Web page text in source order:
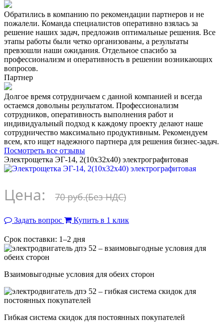
Обратились в компанию по рекомендации партнеров и не
пожалели. Команда специалистов оперативно взялась за
решение наших задач, предложив оптимальные решения. Все
этапы работы были четко организованы, а результаты
превзошли наши ожидания. Отдельное спасибо за
профессионализм и оперативность в решении возникающих
вопросов.
Партнер
Долгое время сотрудничаем с данной компанией и всегда
остаемся довольны результатом. Профессионализм
сотрудников, оперативность выполнения работ и
индивидуальный подход к каждому проекту делают наше
сотрудничество максимально продуктивным. Рекомендуем
всем, кто ищет надежного партнера для решения бизнес-задач.
Посмотреть все отзывы
Электрощетка ЭГ-14, 2(10х32х40) электрографитовая
Цена: 70 руб.(Без НДС)
Задать вопрос Купить в 1 клик
Срок поставки: 1–2 дня
Взаимовыгодные условия для обеих сторон
Гибкая система скидок для постоянных покупателей